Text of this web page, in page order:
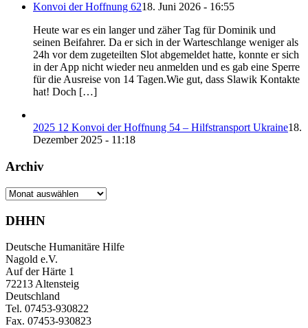
Konvoi der Hoffnung 6218. Juni 2026 - 16:55
Heute war es ein langer und zäher Tag für Dominik und
seinen Beifahrer. Da er sich in der Warteschlange weniger als
24h vor dem zugeteilten Slot abgemeldet hatte, konnte er sich
in der App nicht wieder neu anmelden und es gab eine Sperre
für die Ausreise von 14 Tagen.Wie gut, dass Slawik Kontakte
hat! Doch […]
2025 12 Konvoi der Hoffnung 54 – Hilfstransport Ukraine18.
Dezember 2025 - 11:18
Archiv
Archiv
DHHN
Deutsche Humanitäre Hilfe
Nagold e.V.
Auf der Härte 1
72213 Altensteig
Deutschland
Tel. 07453-930822
Fax. 07453-930823